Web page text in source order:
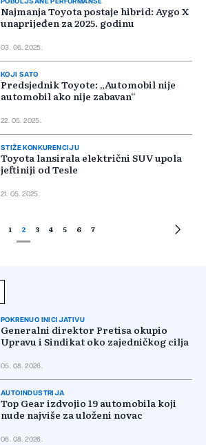
POBOLJŠANE PERFORMANSE
Najmanja Toyota postaje hibrid: Aygo X
unaprijeđen za 2025. godinu
03. 06. 2025.
KOJI SATO
Predsjednik Toyote: „Automobil nije
automobil ako nije zabavan“
22. 05. 2025.
STIŽE KONKURENCIJU
Toyota lansirala električni SUV upola
jeftiniji od Tesle
21. 05. 2025.
1 2 3 4 5 6 7
POKRENUO INICIJATIVU
Generalni direktor Pretisa okupio
Upravu i Sindikat oko zajedničkog cilja
05. 08. 2026.
AUTOINDUSTRIJA
Top Gear izdvojio 19 automobila koji
nude najviše za uloženi novac
06. 08. 2026.